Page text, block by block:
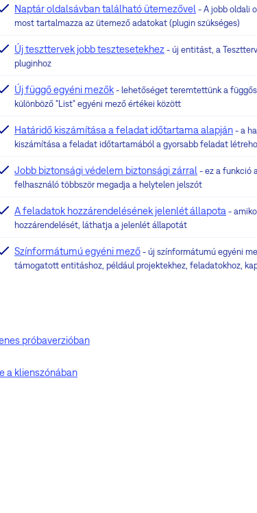
Naptár oldalsávban található ütemezővel - A jobb oldali
most tartalmazza az ütemező adatokat (plugin szükséges)
Új teszttervek jobb tesztesetekhez - új entitást, a
pluginhoz
Új függő egyéni mezők - lehetőséget teremtettünk a
különböző "List" egyéni mező értékei között
Határidő kiszámítása a feladat időtartama alapján - a
kiszámítása a feladat időtartamából a gyorsabb feladat
Jobb biztonsági védelem biztonsági zárral - ez a funkció
felhasználó többször megadja a helytelen jelszót
A feladatok hozzárendelésének jelenlét állapota -
hozzárendelését, láthatja a jelenlét állapotát
Színformátumú egyéni mező - új színformátumú egyéni
támogatott entitáshoz, például projektekhez, feladatokhoz,
próbaverzióban
a klienszónában